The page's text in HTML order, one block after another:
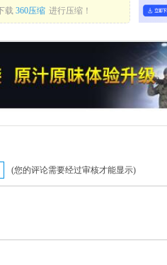
载 360压缩 进行压缩！
(您的评论需要经过审核才能显示)